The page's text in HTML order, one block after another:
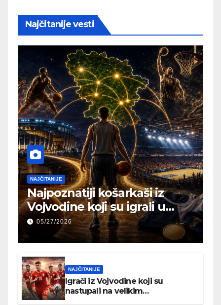
Najčitanije vesti
NAJČITANIJE
Najpoznatiji košarkaši iz
Vojvodine koji su igrali u
NBA ili Evroligi
05/27/2026
NAJČITANIJE
Igrači iz Vojvodine koji su
nastupali na velikim